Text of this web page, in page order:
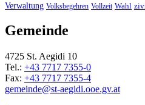
Verwaltung Volksbegehren Vollzeit Wahl
Gemeinde
4725 St. Aegidi 10
Tel.: +43 7717 7355-0
Fax: +43 7717 7355-4
gemeinde@st-aegidi.ooe.gv.at